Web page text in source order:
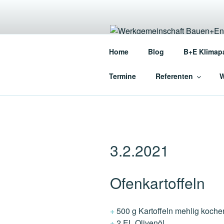
Home Blog B+E
Termine Referenten
3.2.2021
Ofenkartoffeln
+500 g Kartoffeln mehlig